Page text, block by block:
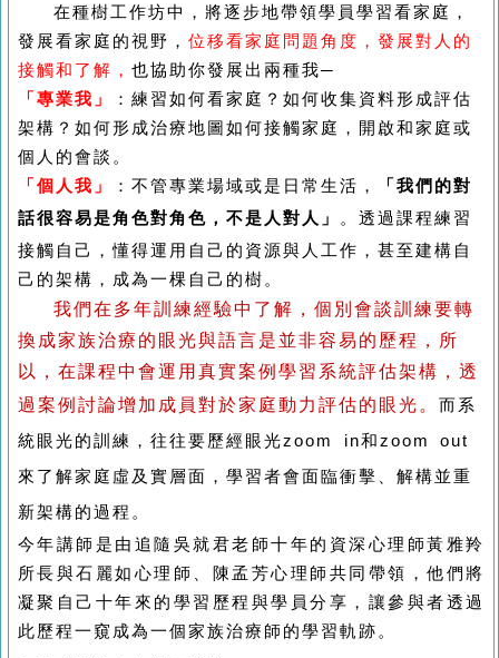
在種樹工作坊中，將逐步地帶領學員學習看家庭，
發展看家庭的視野， 位移看家庭問題角度，發展對人的
接觸和了解， 也協助你發展出兩種我─
「專業我」
：練習如何看家庭？如何收集資料形成評估
架構？如何形成治療地圖如何接觸家庭，開啟和家庭或
個人的會談。
「個人我」
：不管專業場域或是日常生活，
「我們的對
話很容易是角色對角色，不是 人對人」
。透過課程練習
接觸自己，懂得運用自己的資源與人工作，甚至建構自
己的架構，成為一棵自己的樹。
我們在多年訓練經驗中了解，個別會談訓練要轉
換成家族治療的眼光與語言是並非容易的歷程，所
以，在課程中會運用真實案例學習系統評估架構，透
過案例討論增加成員對於家庭動力評估的眼光。 而系
統眼光的訓練，往往要歷經眼光zoom in和zoom out
來了解家庭虛及實層面，學習者會面臨衝擊、解構並重
新架構的過程。
今年講師是由追隨吳就君老師十年的資深心理師黃雅羚
所長與石麗如心理師、陳孟芳心理師共同帶領，他們將
凝聚自己十年來的學習歷程與學員分享， 讓參與者透過
此歷程一窺成為一個家族治療師的學習軌跡。